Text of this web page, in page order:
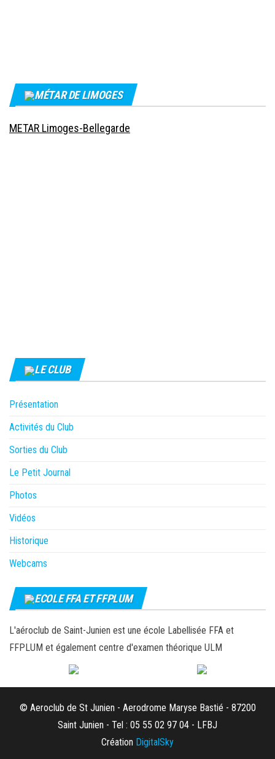
MÉTAR DE LIMOGES
METAR Limoges-Bellegarde
LE CLUB
Présentation
Activités du Club
Sorties du Club
Le Petit Journal
Photos
Vidéos
Historique
Webcams
ECOLE FFA ET FFPLUM
L'aéroclub de Saint-Junien est une école Labellisée FFA et
FFPLUM et également centre d'examen théorique ULM
© Aeroclub de St Junien - Aerodrome Maryse Bastié - 87200
Saint Junien - Tel : 05 55 02 97 04 - LFBJ
Création DigitalSky